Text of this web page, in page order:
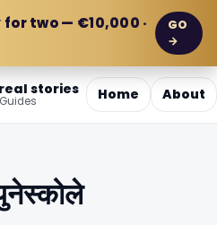
two — €10,000 ·
GO
→
stories Home About